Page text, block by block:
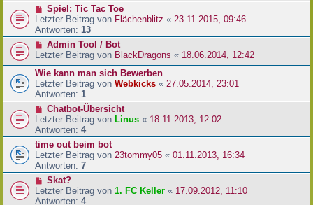
Spiel: Tic Tac Toe
Letzter Beitrag von Flächenblitz « 23.11.2015, 09:46
Antworten: 13
Admin Tool / Bot
Letzter Beitrag von BlackDragons « 18.06.2014, 12:42
Wie kann man sich Bewerben
Letzter Beitrag von Webkicks « 27.05.2014, 23:01
Antworten: 1
Chatbot-Übersicht
Letzter Beitrag von Linus « 18.11.2013, 12:02
Antworten: 4
time out beim bot
Letzter Beitrag von 23tommy05 « 01.11.2013, 16:34
Antworten: 7
Skat?
Letzter Beitrag von 1. FC Keller « 17.09.2012, 11:10
Antworten: 4